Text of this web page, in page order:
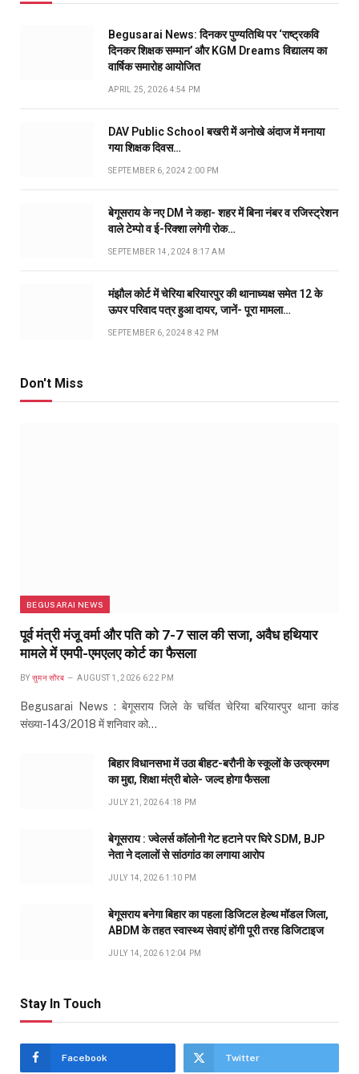
Begusarai News: दिनकर पुण्यतिथि पर ‘राष्ट्रकवि
दिनकर शिक्षक सम्मान’ और KGM Dreams विद्यालय का
वार्षिक समारोह आयोजित
APRIL 25, 2026 4:54 PM
DAV Public School बखरी में अनोखे अंदाज में मनाया
गया शिक्षक दिवस…
SEPTEMBER 6, 2024 2:00 PM
बेगूसराय के नए DM ने कहा- शहर में बिना नंबर व रजिस्ट्रेशन
वाले टेम्पो व ई-रिक्शा लगेगी रोक…
SEPTEMBER 14, 2024 8:17 AM
मंझौल कोर्ट में चेरिया बरियारपुर की थानाध्यक्ष समेत 12 के
ऊपर परिवाद पत्र हुआ दायर, जानें- पूरा मामला…
SEPTEMBER 6, 2024 8:42 PM
Don't Miss
BEGUSARAI NEWS
पूर्व मंत्री मंजू वर्मा और पति को 7-7 साल की सजा, अवैध हथियार
मामले में एमपी-एमएलए कोर्ट का फैसला
BY सुमन सौरब AUGUST 1, 2026 6:22 PM
Begusarai News : बेगूसराय जिले के चर्चित चेरिया बरियारपुर थाना कांड
संख्या-143/2018 में शनिवार को…
बिहार विधानसभा में उठा बीहट-बरौनी के स्कूलों के उत्क्रमण
का मुद्दा, शिक्षा मंत्री बोले- जल्द होगा फैसला
JULY 21, 2026 4:18 PM
बेगूसराय : ज्वेलर्स कॉलोनी गेट हटाने पर घिरे SDM, BJP
नेता ने दलालों से सांठगांठ का लगाया आरोप
JULY 14, 2026 1:10 PM
बेगूसराय बनेगा बिहार का पहला डिजिटल हेल्थ मॉडल जिला,
ABDM के तहत स्वास्थ्य सेवाएं होंगी पूरी तरह डिजिटाइज
JULY 14, 2026 12:04 PM
Stay In Touch
Facebook Twitter